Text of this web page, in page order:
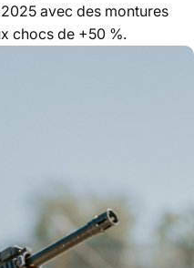
avec des montures
chocs de +50 %.